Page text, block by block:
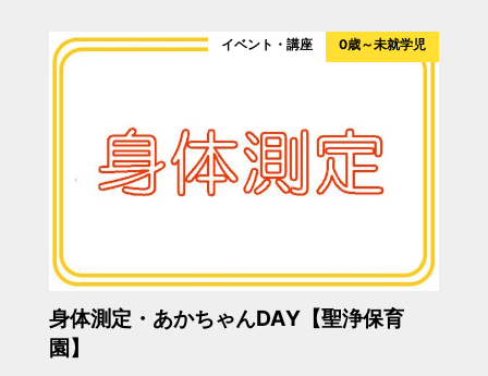
イベント・講座 0歳～未就学児
身体測定・あかちゃんDAY【聖浄保育
園】